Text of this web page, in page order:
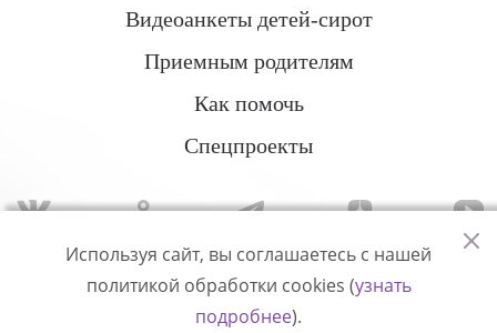
Видеоанкеты детей-сирот
Приемным родителям
Как помочь
Спецпроекты
Политика конфиденциальности
Используя сайт, вы соглашаетесь с нашей
политикой обработки cookies (узнать
подробнее).